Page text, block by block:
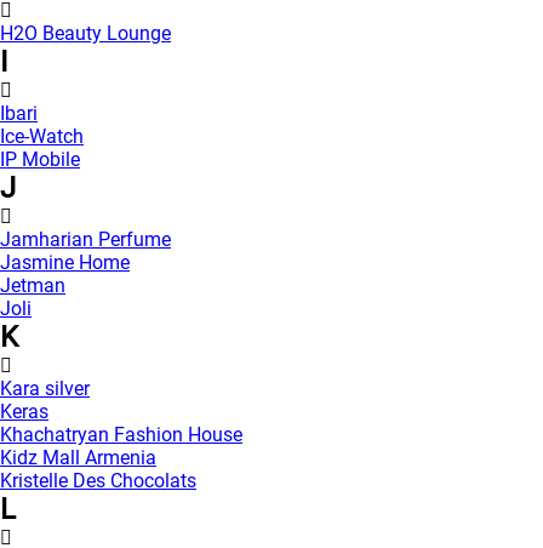
H2O Beauty Lounge
Ibari
Ice-Watch
IP Mobile
J
Jamharian Perfume
Jasmine Home
Jetman
Joli
K
Kara silver
Keras
Khachatryan Fashion House
Kidz Mall Armenia
Kristelle Des Chocolats
L